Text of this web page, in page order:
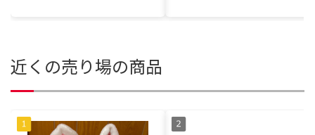
近くの売り場の商品